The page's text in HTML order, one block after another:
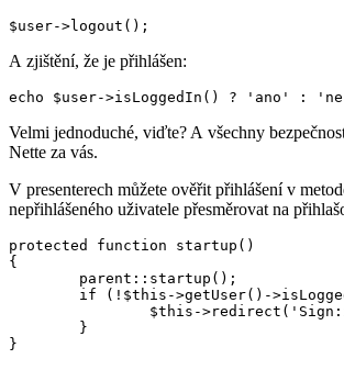
A zjištění, že je přihlášen:
Velmi jednoduché, viďte? A všechny
Nette za vás.
V presenterech můžete ověřit přihlášení v
nepřihlášeného uživatele přesměrovat na
protected function startup()
{